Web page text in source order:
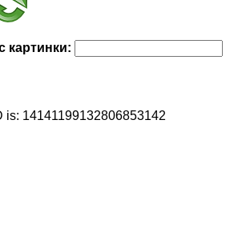
картинки:
is: 14141199132806853142